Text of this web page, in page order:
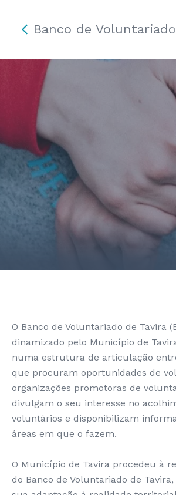
Banco de Voluntariado
O Banco de Voluntariado de Tavira
dinamizado pelo Município de
numa estrutura de articulação
que procuram oportunidades de
organizações promotoras de
divulgam o seu interesse no
voluntários e disponibilizam
áreas em que o fazem.
O Município de Tavira procedeu à
do Banco de Voluntariado de